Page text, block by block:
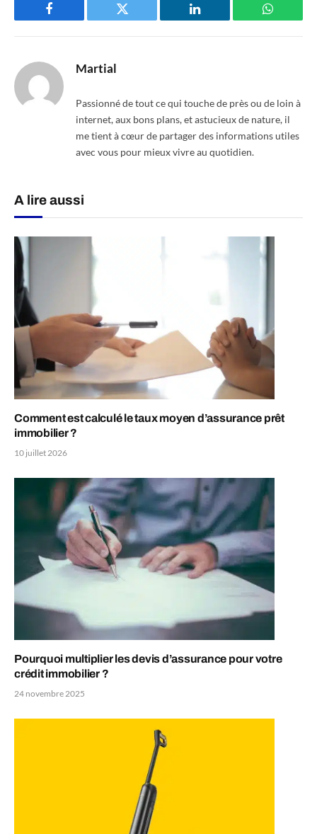
Facebook Twitter LinkedIn
Martial
Passionné de tout ce qui touche de près ou de loin à
internet, aux bons plans, et astucieux de nature, il
me tient à cœur de partager des informations utiles
avec vous pour mieux vivre au quotidien.
A lire aussi
Comment est calculé le taux moyen d’assurance prêt
immobilier ?
10 juillet 2026
Pourquoi multiplier les devis d’assurance pour votre
crédit immobilier ?
24 novembre 2025